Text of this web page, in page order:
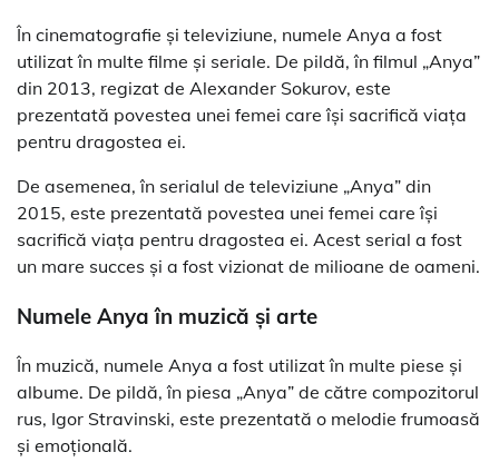
În cinematografie și televiziune, numele Anya a fost
utilizat în multe filme și seriale. De pildă, în filmul „Anya”
din 2013, regizat de Alexander Sokurov, este
prezentată povestea unei femei care își sacrifică viața
pentru dragostea ei.
De asemenea, în serialul de televiziune „Anya” din
2015, este prezentată povestea unei femei care își
sacrifică viața pentru dragostea ei. Acest serial a fost
un mare succes și a fost vizionat de milioane de oameni.
Numele Anya în muzică și arte
În muzică, numele Anya a fost utilizat în multe piese și
albume. De pildă, în piesa „Anya” de către compozitorul
rus, Igor Stravinski, este prezentată o melodie frumoasă
și emoțională.